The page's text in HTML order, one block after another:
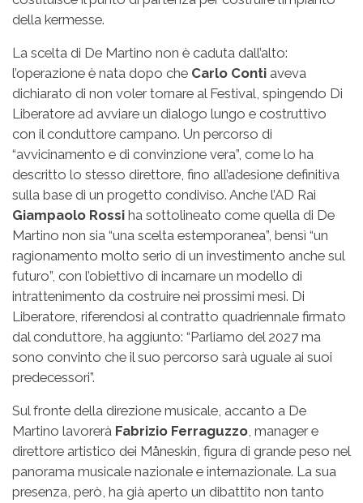
della kermesse.
La scelta di De Martino non è caduta dall’alto:
l’operazione è nata dopo che Carlo Conti aveva
dichiarato di non voler tornare al Festival, spingendo Di
Liberatore ad avviare un dialogo lungo e costruttivo
con il conduttore campano. Un percorso di
“avvicinamento e di convinzione vera”, come lo ha
descritto lo stesso direttore, fino all’adesione definitiva
sulla base di un progetto condiviso. Anche l’AD Rai
Giampaolo Rossi ha sottolineato come quella di De
Martino non sia “una scelta estemporanea”, bensì “un
ragionamento molto serio di un investimento anche sul
futuro”, con l’obiettivo di incarnare un modello di
intrattenimento da costruire nei prossimi mesi. Di
Liberatore, riferendosi al contratto quadriennale firmato
dal conduttore, ha aggiunto: “Parliamo del 2027 ma
sono convinto che il suo percorso sarà uguale ai suoi
predecessori”.
Sul fronte della direzione musicale, accanto a De
Martino lavorerà Fabrizio Ferraguzzo, manager e
direttore artistico dei Måneskin, figura di grande peso nel
panorama musicale nazionale e internazionale. La sua
presenza, però, ha già aperto un dibattito non tanto